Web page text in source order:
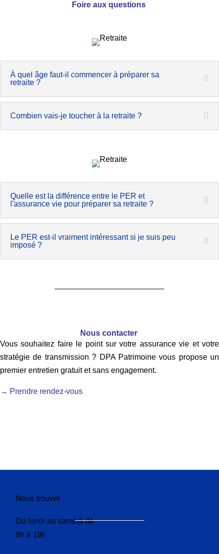
Foire aux questions
À quel âge faut-il commencer à préparer sa
retraite ?
Combien vais-je toucher à la retraite ?
Quelle est la différence entre le PER et
l'assurance vie pour préparer sa retraite ?
Le PER est-il vraiment intéressant si je suis peu
imposé ?
Nous contacter
Vous souhaitez faire le point sur votre assurance vie et votre
stratégie de transmission ? DPA Patrimoine vous propose un
premier entretien gratuit et sans engagement.
→ Prendre rendez-vous
Nous trouver
Du lundi au samedi de
9h à 19h